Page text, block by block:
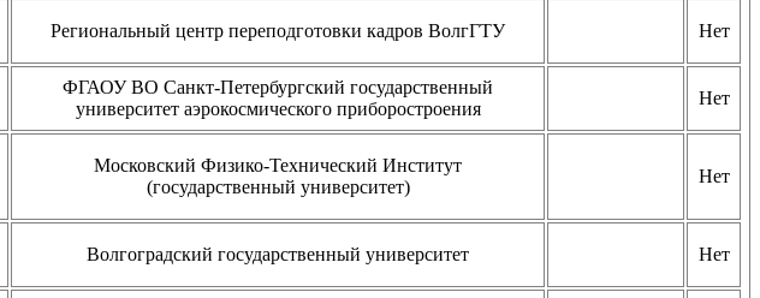
Региональный центр переподготовки кадров ВолгГТУ Нет
ФГАОУ ВО Санкт-Петербургский государственный
университет аэрокосмического приборостроения
Нет
Московский Физико-Технический Институт
(государственный университет)
Нет
Волгоградский государственный университет Нет